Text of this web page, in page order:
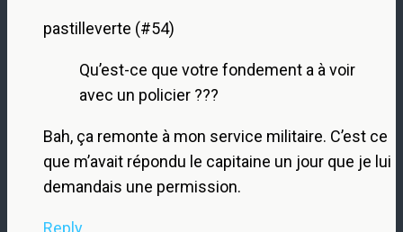
pastilleverte (#54)
Qu’est-ce que votre fondement a à voir
avec un policier ???
Bah, ça remonte à mon service militaire. C’est ce
que m’avait répondu le capitaine un jour que je lui
demandais une permission.